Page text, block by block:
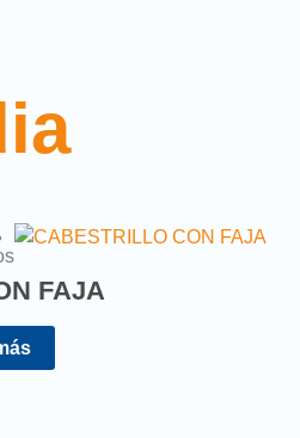
FAJA